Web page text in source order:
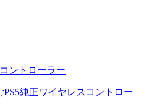
ントローラー
純正ワイヤレスコントロー